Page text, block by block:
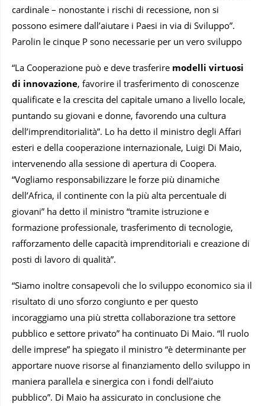
cardinale – nonostante i rischi di recessione, non si
possono esimere dall’aiutare i Paesi in via di Sviluppo”.
Parolin le cinque P sono necessarie per un vero sviluppo
“La Cooperazione può e deve trasferire modelli virtuosi
di innovazione, favorire il trasferimento di conoscenze
qualificate e la crescita del capitale umano a livello locale,
puntando su giovani e donne, favorendo una cultura
dell’imprenditorialità”. Lo ha detto il ministro degli Affari
esteri e della cooperazione internazionale, Luigi Di Maio,
intervenendo alla sessione di apertura di Coopera.
“Vogliamo responsabilizzare le forze più dinamiche
dell’Africa, il continente con la più alta percentuale di
giovani” ha detto il ministro “tramite istruzione e
formazione professionale, trasferimento di tecnologie,
rafforzamento delle capacità imprenditoriali e creazione di
posti di lavoro di qualità”.
“Siamo inoltre consapevoli che lo sviluppo economico sia il
risultato di uno sforzo congiunto e per questo
incoraggiamo una più stretta collaborazione tra settore
pubblico e settore privato” ha continuato Di Maio. “Il ruolo
delle imprese” ha spiegato il ministro “è determinante per
apportare nuove risorse al finanziamento dello sviluppo in
maniera parallela e sinergica con i fondi dell’aiuto
pubblico”. Di Maio ha assicurato in conclusione che